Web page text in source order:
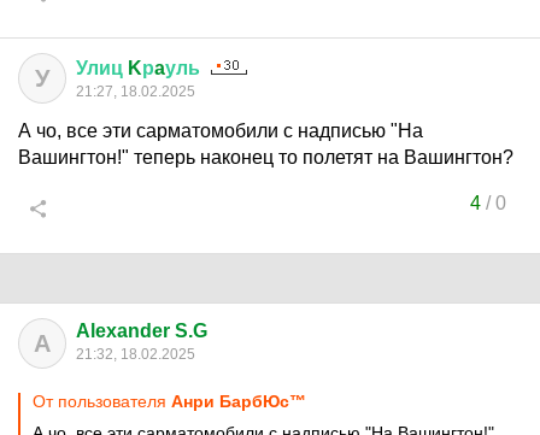
У Улиц Kрaуль
21:27, 18.02.2025
А чо, все эти сарматомобили с надписью "На
Вашингтон!" теперь наконец то полетят на Вашингтон?
4/0
A Alexander S.G
21:32, 18.02.2025
От пользователя Анри БарбЮс™